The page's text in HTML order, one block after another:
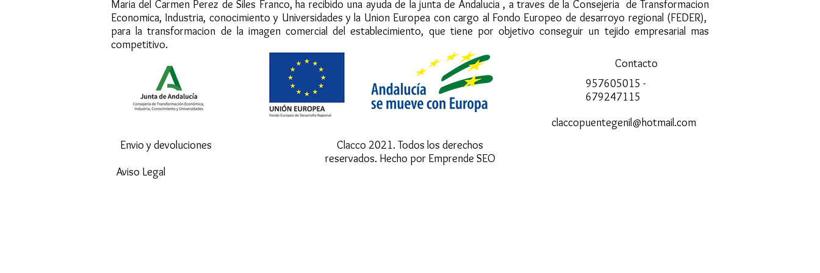
Maria del Carmen Perez de Siles Franco, ha recibido una ayuda de la junta de Andalucia , a traves de la Consejeria de Transformacion
Economica, Industria, conocimiento y Universidades y la Union Europea con cargo al Fondo Europeo de desarroyo regional (FEDER),
para la transformacion de la imagen comercial del establecimiento, que tiene por objetivo conseguir un tejido empresarial mas
competitivo.
Envio y devoluciones
Clacco 2021. Todos los derechos
reservados. Hecho por Emprende SEO
Contacto
957605015 -
679247115
claccopuentegenil@hotmail.com
Aviso Legal